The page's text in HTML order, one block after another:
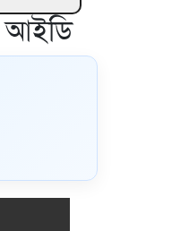
আইডি